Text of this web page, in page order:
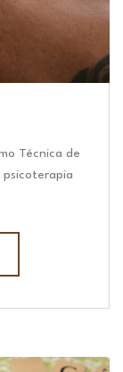
Técnica de
psicoterapia